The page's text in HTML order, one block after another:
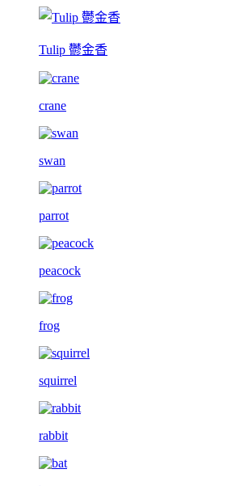
Tulip 鬱金香
crane
swan
parrot
peacock
frog
squirrel
rabbit